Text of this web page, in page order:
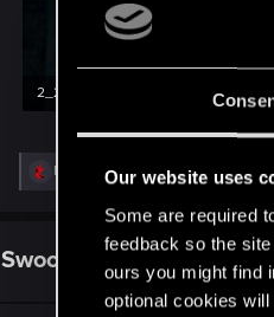
Our website uses
Some are required
feedback so the
ours you might find
optional cookies
R
i
Mengaard
Swooneb